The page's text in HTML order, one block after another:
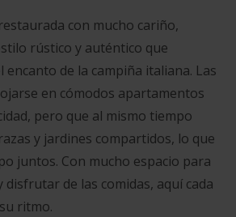
con mucho cariño,
rústico y auténtico que
encanto de la campiña italiana. Las
en cómodos apartamentos
pero que al mismo tiempo
y jardines compartidos, lo que
juntos. Con mucho espacio para
disfrutar de las comidas, aquí cada
ritmo.